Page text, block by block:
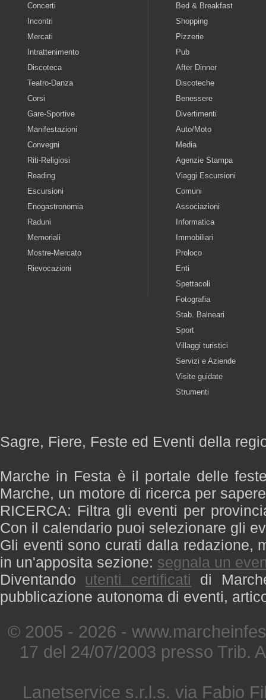
Concerti
Incontri
Mercati
Intrattenimento
Discoteca
Teatro-Danza
Corsi
Gare-Sportive
Manifestazioni
Convegni
Riti-Religiosi
Reading
Escursioni
Enogastronomia
Raduni
Memoriali
Mostre-Mercato
Rievocazioni
Bed & Breakfast
Shopping
Pizzerie
Pub
After Dinner
Discoteche
Benessere
Divertimenti
Auto/Moto
Media
Agenzie Stampa
Viaggi Escursioni
Comuni
Associazioni
Informatica
Immobiliari
Proloco
Enti
Spettacoli
Fotografia
Stab. Balneari
Sport
Villaggi turistici
Servizi e Aziende
Visite guidate
Strumenti
Sagre, Fiere, Feste ed Eventi della
Marche in Festa è il portale delle
Marche, un motore di ricerca per
RICERCA: Filtra gli eventi per
Con il calendario puoi selezionare gli
Gli eventi sono curati dalla redazione,
in un'apposita sezione: segnala un
Diventando utenti certificati di
pubblicazione autonoma di eventi,
© 2005 - 2026 -
17 del 24/07/2003 presso Trib.
Lanetservice s.r.l.s. via Fabio